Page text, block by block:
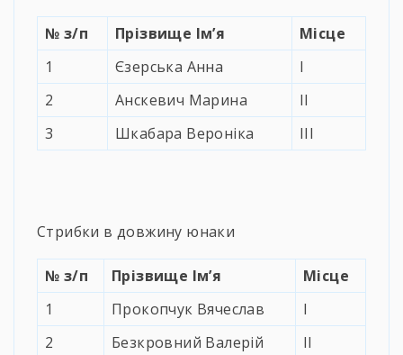
№ з/п Прізвище Ім’я
Місце
1
Єзерська Анна
І
2
Анскевич Марина
ІІ
3
Шкабара Вероніка ІІІ
Стрибки в довжину юнаки
№ з/п Прізвище Ім’я
Місце
1
Прокопчук Вячеслав
І
2
Безкровний Валерій
ІІ